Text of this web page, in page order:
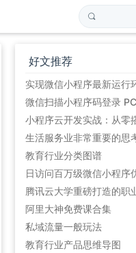
好文推荐
教育行业分类图谱
阿里大神免费课合集
私域流量一般玩法
教育行业产品思维导图